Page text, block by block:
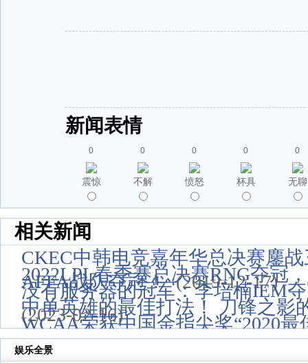
新闻表情
0
震惊
0
不解
0
愤怒
0
杯具
0
无聊
相关新闻
CKEC中韩电竞嘉年华总决赛鏖
AFFA战队夺冠！ (2019-12-17)
2022LPL春季赛总决赛RNG夺冠
没有服务器的冠军：李培楠IEM
(2023-02-16)
中单英雄的最佳打法！ 刀锋之影
WCAA荣获中国金指尖奖“2020
(2020-06-04)